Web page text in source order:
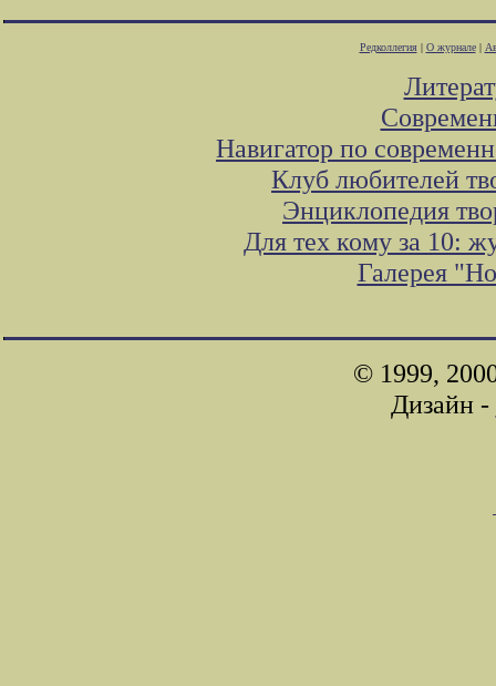
Редколлегия| О журнале|
Навигатор по
Клуб любителей
Энциклопедия
Для тех кому за 10:
Галерея
© 1999,
Дизайн -